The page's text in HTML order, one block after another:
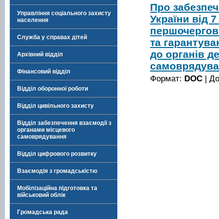
Управління соціального захисту
населення
Служба у справах дітей
Архівний відділ
Фінансовий відділ
Відділ оборонної роботи
Відділ цивільного захисту
Відділ забезпечення взаємодії з
органами місцевого
самоврядування
Відділ цифрового розвитку
Взаємодія з громадськістю
Мобілізаційна підготовка та
військовий облік
Громадська рада
Про
України від
та
до органів
Формат: DOC |